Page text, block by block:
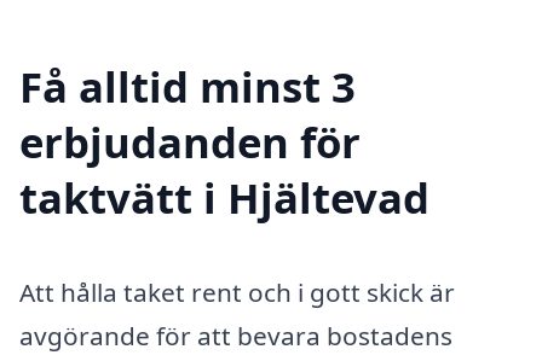
Få alltid minst 3
erbjudanden för
taktvätt i Hjältevad
Att hålla taket rent och i gott skick är
avgörande för att bevara bostadens